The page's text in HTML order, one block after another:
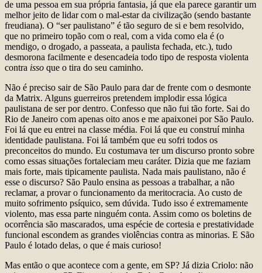
de uma pessoa em sua própria fantasia, já que ela parece garantir um
melhor jeito de lidar com o mal-estar da civilização (sendo bastante
freudiana). O “ser paulistano” é tão seguro de si e bem resolvido,
que no primeiro topão com o real, com a vida como ela é (o
mendigo, o drogado, a passeata, a paulista fechada, etc.), tudo
desmorona facilmente e desencadeia todo tipo de resposta violenta
contra isso que o tira do seu caminho.
Não é preciso sair de São Paulo para dar de frente com o desmonte
da Matrix. Alguns guerreiros pretendem implodir essa lógica
paulistana de ser por dentro. Confesso que não fui tão forte. Sai do
Rio de Janeiro com apenas oito anos e me apaixonei por São Paulo.
Foi lá que eu entrei na classe média. Foi lá que eu construí minha
identidade paulistana. Foi lá também que eu sofri todos os
preconceitos do mundo. Eu costumava ter um discurso pronto sobre
como essas situações fortaleciam meu caráter. Dizia que me faziam
mais forte, mais tipicamente paulista. Nada mais paulistano, não é
esse o discurso? São Paulo ensina as pessoas a trabalhar, a não
reclamar, a provar o funcionamento da meritocracia. Ao custo de
muito sofrimento psíquico, sem dúvida. Tudo isso é extremamente
violento, mas essa parte ninguém conta. Assim como os boletins de
ocorrência são mascarados, uma espécie de cortesia e prestatividade
funcional escondem as grandes violências contra as minorias. E São
Paulo é lotado delas, o que é mais curioso!
Mas então o que acontece com a gente, em SP? Já dizia Criolo: não